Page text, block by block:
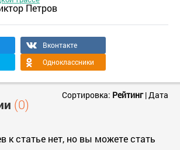
Петров
Вконтакте
Одноклассники
(0)
Сортировка: Рейтинг|Дата
к статье нет, но вы можете стать